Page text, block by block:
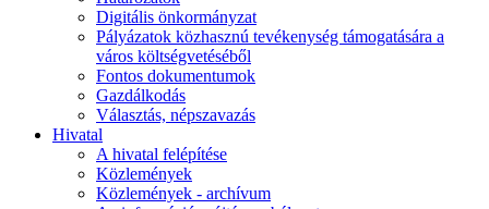
Digitális önkormányzat
Pályázatok közhasznú tevékenység támogatására a
város költségvetéséből
Fontos dokumentumok
Gazdálkodás
Választás, népszavazás
Hivatal
A hivatal felépítése
Közlemények
Közlemények - archívum